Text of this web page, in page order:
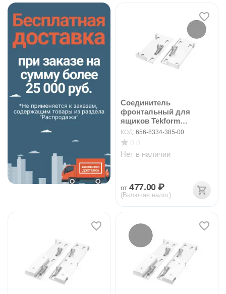
Соединитель
фронтальный для
ящиков Tekform
slimline+ DW70...
КОД: 656-8334-385-00
Нет в наличии
от 477.00 ₽
(Включая налог)